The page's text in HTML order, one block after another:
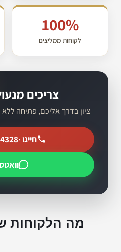
100%
לקוחות ממליצים
צריכים
ציון בדרך אליכם, פתיחה
חייגו ·
מה הלקוחות